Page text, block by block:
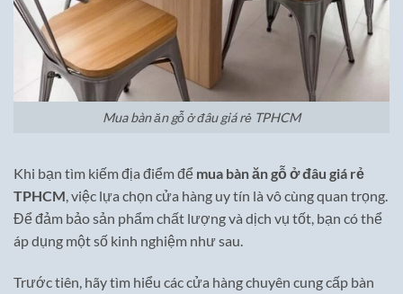
Mua bàn ăn gỗ ở đâu giá rẻ TPHCM
Khi bạn tìm kiếm địa điểm để mua bàn ăn gỗ ở đâu giá rẻ
TPHCM , việc lựa chọn cửa hàng uy tín là vô cùng quan trọng.
Để đảm bảo sản phẩm chất lượng và dịch vụ tốt, bạn có thể
áp dụng một số kinh nghiệm như sau.
Trước tiên, hãy tìm hiểu các cửa hàng chuyên cung cấp bàn